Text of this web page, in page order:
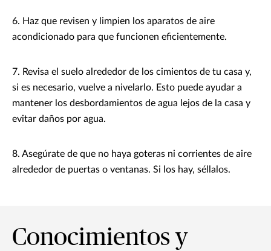
6. Haz que revisen y limpien los aparatos de aire
acondicionado para que funcionen eficientemente.
7. Revisa el suelo alrededor de los cimientos de tu casa y,
si es necesario, vuelve a nivelarlo. Esto puede ayudar a
mantener los desbordamientos de agua lejos de la casa y
evitar daños por agua.
8. Asegúrate de que no haya goteras ni corrientes de aire
alrededor de puertas o ventanas. Si los hay, séllalos.
Conocimientos y